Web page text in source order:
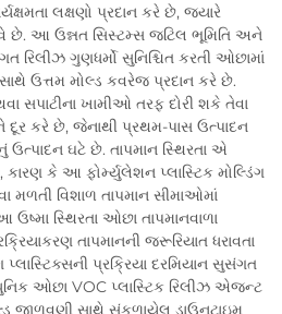
લક્ષણો પ્રદાન કરે છે, જ્યારે
છે. આ ઉન્નત સિસ્ટમ્સ જટિલ ભૂમિતિ અને
રિલીઝ ગુણધર્મો સુનિશ્ચિત કરતી ઓછામાં
ઉત્તમ મોલ્ડ કવરેજ પ્રદાન કરે છે.
સપાટીના ખામીઓ તરફ દોરી શકે તેવા
કરે છે, જેનાથી પ્રથમ-પાસ ઉત્પાદન
ઉત્પાદન ઘટે છે. તાપમાન સ્થિરતા એ
કારણ કે આ ફોર્મ્યુલેશન પ્લાસ્ટિક મોલ્ડિંગ
મળતી વિશાળ તાપમાન સીમાઓમાં
સ્થિરતા ઓછા તાપમાનવાળા
તાપમાનની જરૂરિયાત ધરાવતા
પ્લાસ્ટિક્સની પ્રક્રિયા દરમિયાન સુસંગત
ઓછા VOC પ્લાસ્ટિક રિલીઝ એજન્ટ
જાળવણી સાથે સંકળાયેલ ડાઉનટાઇમ